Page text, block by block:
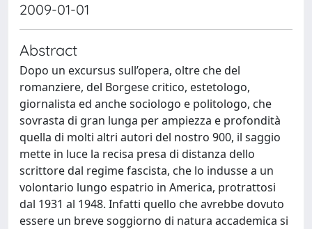
2009-01-01
Abstract
Dopo un excursus sull’opera, oltre che del
romanziere, del Borgese critico, estetologo,
giornalista ed anche sociologo e politologo, che
sovrasta di gran lunga per ampiezza e profondità
quella di molti altri autori del nostro 900, il saggio
mette in luce la recisa presa di distanza dello
scrittore dal regime fascista, che lo indusse a un
volontario lungo espatrio in America, protrattosi
dal 1931 al 1948. Infatti quello che avrebbe dovuto
essere un breve soggiorno di natura accademica si